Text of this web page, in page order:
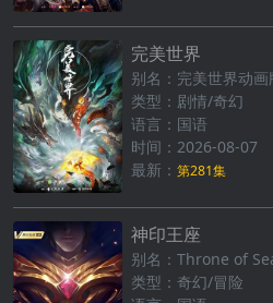
完美世界
别名：完美世界动
类型：剧情/奇幻
语言：国语
时间：2026-08-07
最新： 第281集
神印王座
别名：Throne of
类型：奇幻/冒险